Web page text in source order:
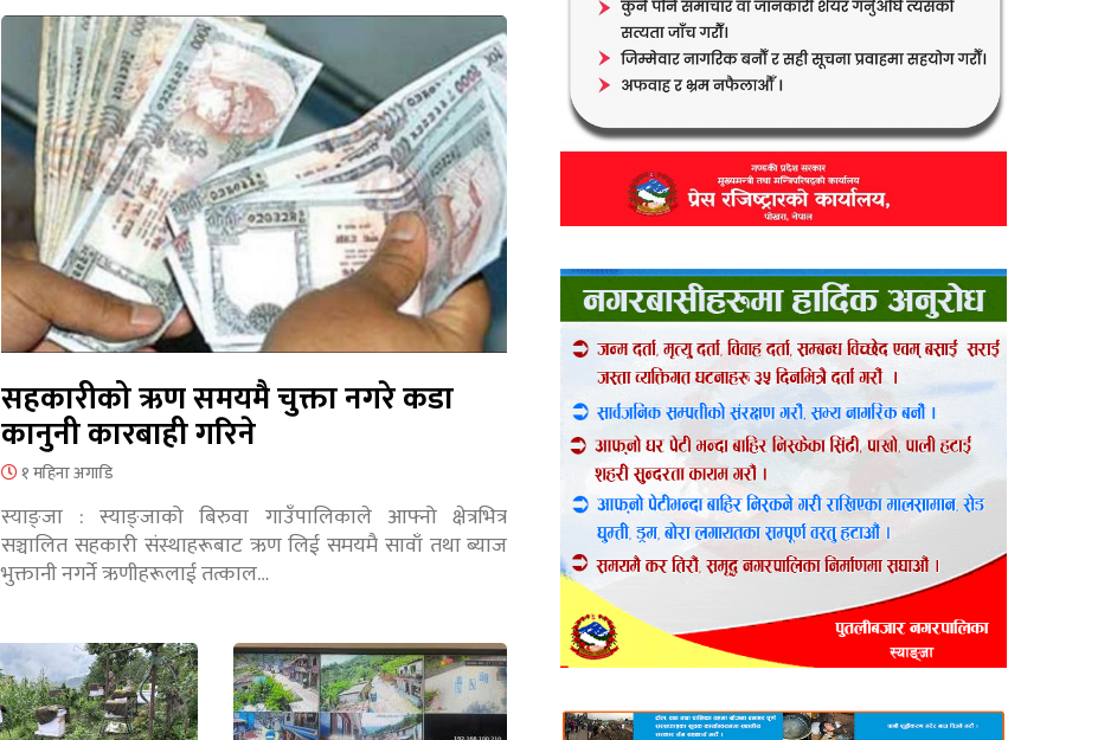
सहकारीको ऋण समयमै चुक्ता नगरे कडा
कानुनी कारबाही गरिने
१ महिना अगाडि
स्याङ्जा : स्याङ्जाको बिरुवा गाउँपालिकाले आफ्नो क्षेत्रभित्र
सञ्चालित सहकारी संस्थाहरूबाट ऋण लिई समयमै सावाँ तथा ब्याज
भुक्तानी नगर्ने ऋणीहरूलाई तत्काल…